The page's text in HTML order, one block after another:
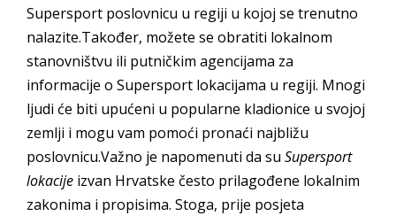
Supersport poslovnicu u regiji u kojoj se trenutno
nalazite.Također, možete se obratiti lokalnom
stanovništvu ili putničkim agencijama za
informacije o Supersport lokacijama u regiji. Mnogi
ljudi će biti upućeni u popularne kladionice u svojoj
zemlji i mogu vam pomoći pronaći najbližu
poslovnicu.Važno je napomenuti da su Supersport
lokacije izvan Hrvatske često prilagođene lokalnim
zakonima i propisima. Stoga, prije posjeta